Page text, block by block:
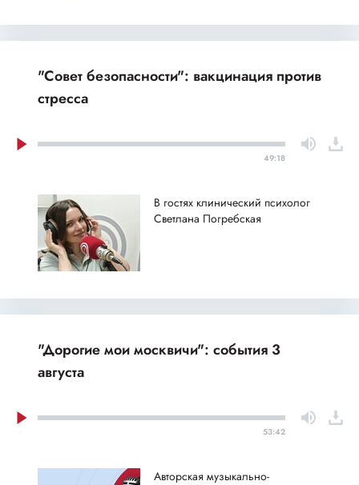
"Совет безопасности": вакцинация против
стресса
49:18
В гостях клинический психолог
Светлана Погребская
"Дорогие мои москвичи": события 3
августа
53:42
Авторская музыкально-